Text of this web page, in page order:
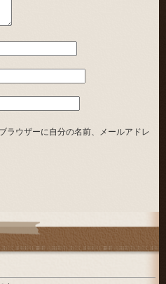
ラウザーに自分の名前、メールアドレ